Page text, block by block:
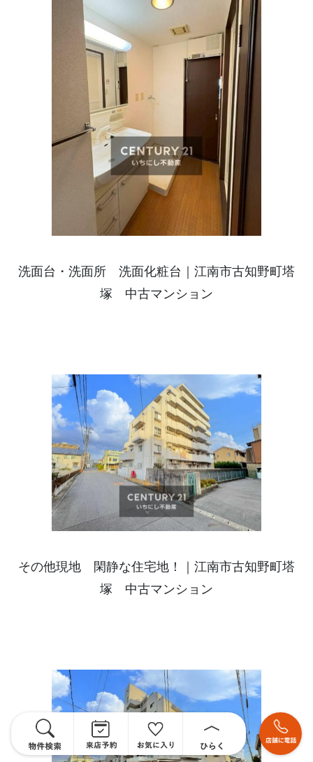
洗面台・洗面所 洗面化粧台｜江南市古知野町塔
塚 中古マンション
その他現地 閑静な住宅地！｜江南市古知野町塔
塚 中古マンション